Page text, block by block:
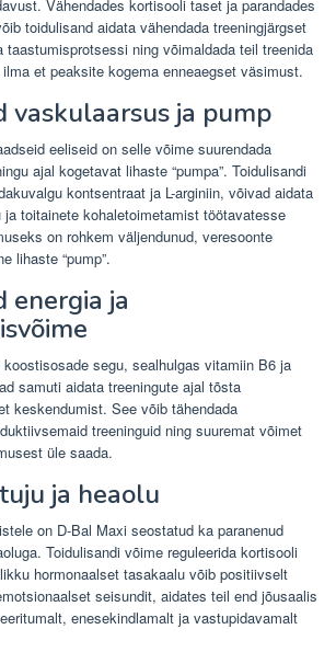
Vähendades kortisooli taset ja parandades
toidulisand aidata vähendada treeningjärgset
taastumisprotsessi ning võimaldada teil treenida
et peaksite kogema enneaegset väsimust.
vaskulaarsus ja pump
eeliseid on selle võime suurendada
ajal kogetavat lihaste “pumpa”. Toidulisandi
kontsentraat ja L-arginiin, võivad aidata
ja toitainete kohaletoimetamist töötavatesse
on rohkem väljendunud, veresoonte
lihaste “pump”.
energia ja
segu, sealhulgas vitamiin B6 ja
samuti aidata treeningute ajal tõsta
keskendumist. See võib tähendada
treeninguid ning suuremat võimet
üle saada.
ja heaolu
on D-Bal Maxi seostatud ka paranenud
Toidulisandi võime reguleerida kortisooli
hormonaalset tasakaalu võib positiivselt
seisundit, aidates teil end jõusaalis
enesekindlamalt ja vastupidavamalt